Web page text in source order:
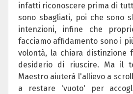
infatti riconoscere prima di
sono sbagliati, poi che sono
intenzioni, infine che
facciamo affidamento sono i
volontà, la chiara distinzione
desiderio di riuscire. Ma il
Maestro aiuterà l'allievo a
a restare 'vuoto' per